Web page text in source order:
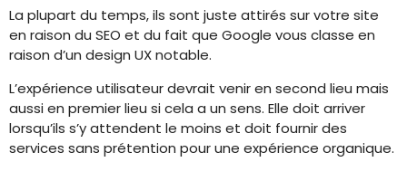
La plupart du temps, ils sont juste attirés sur votre site
en raison du SEO et du fait que Google vous classe en
raison d’un design UX notable.
L’expérience utilisateur devrait venir en second lieu mais
aussi en premier lieu si cela a un sens. Elle doit arriver
lorsqu’ils s’y attendent le moins et doit fournir des
services sans prétention pour une expérience organique.